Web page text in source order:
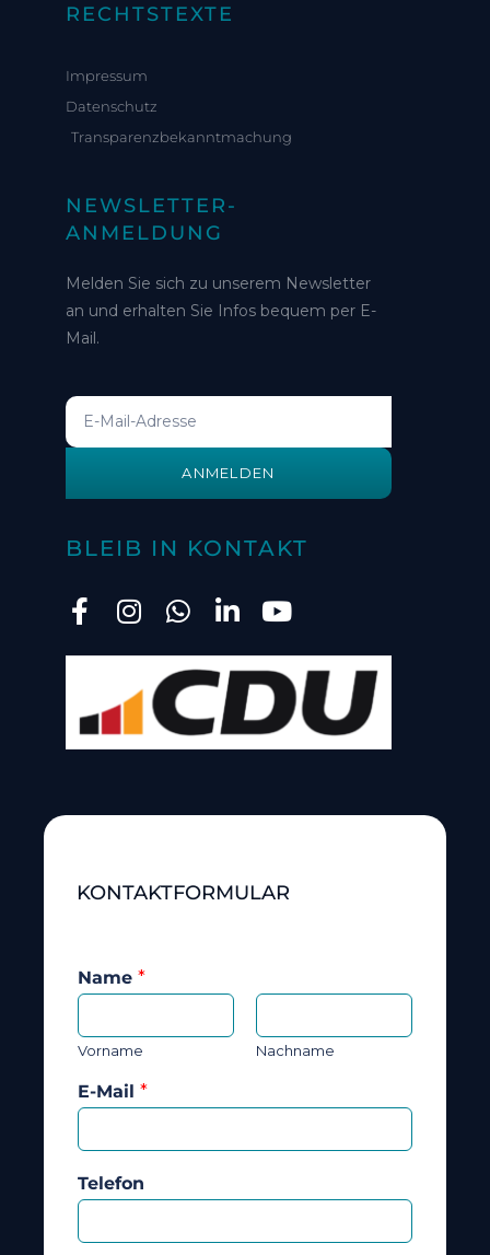
RECHTSTEXTE
Impressum
Datenschutz
Transparenzbekanntmachung
NEWSLETTER-
ANMELDUNG
Melden Sie sich zu unserem Newsletter
an und erhalten Sie Infos bequem per E-
Mail.
ANMELDEN
BLEIB IN KONTAKT
KONTAKTFORMULAR
Name *
Vorname Nachname
E-Mail *
Telefon